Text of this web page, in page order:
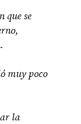
que se
muy poco
la